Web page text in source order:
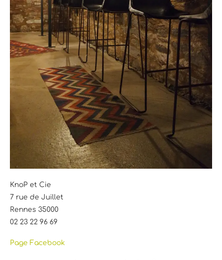
KnoP et Cie
7 rue de Juillet
Rennes 35000
02 23 22 96 69
Page Facebook